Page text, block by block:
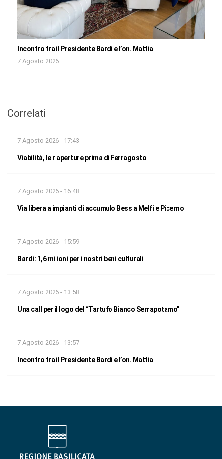
Incontro tra il Presidente Bardi e l’on. Mattia
7 Agosto 2026
Correlati
7 Agosto 2026 - 17:43
Viabilità, le riaperture prima di Ferragosto
7 Agosto 2026 - 16:48
Via libera a impianti di accumulo Bess a Melfi e Picerno
7 Agosto 2026 - 15:59
Bardi: 1,6 milioni per i nostri beni culturali
7 Agosto 2026 - 13:58
Una call per il logo del “Tartufo Bianco Serrapotamo”
7 Agosto 2026 - 13:57
Incontro tra il Presidente Bardi e l’on. Mattia